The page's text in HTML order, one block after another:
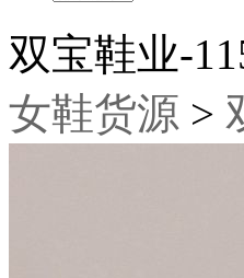
双宝鞋业-
女鞋货源 >